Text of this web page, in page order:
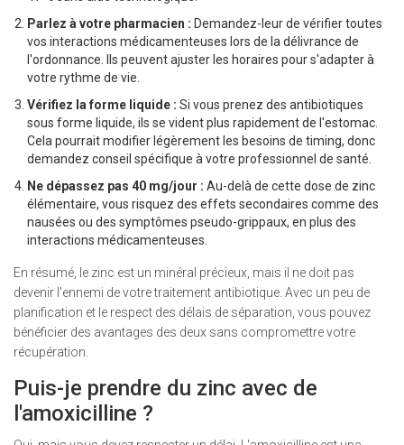
Parlez à votre pharmacien : Demandez-leur de vérifier toutes
vos interactions médicamenteuses lors de la délivrance de
l'ordonnance. Ils peuvent ajuster les horaires pour s'adapter à
votre rythme de vie.
Vérifiez la forme liquide : Si vous prenez des antibiotiques
sous forme liquide, ils se vident plus rapidement de l'estomac.
Cela pourrait modifier légèrement les besoins de timing, donc
demandez conseil spécifique à votre professionnel de santé.
Ne dépassez pas 40 mg/jour : Au-delà de cette dose de zinc
élémentaire, vous risquez des effets secondaires comme des
nausées ou des symptômes pseudo-grippaux, en plus des
interactions médicamenteuses.
En résumé, le zinc est un minéral précieux, mais il ne doit pas
devenir l'ennemi de votre traitement antibiotique. Avec un peu de
planification et le respect des délais de séparation, vous pouvez
bénéficier des avantages des deux sans compromettre votre
récupération.
Puis-je prendre du zinc avec de
l'amoxicilline ?